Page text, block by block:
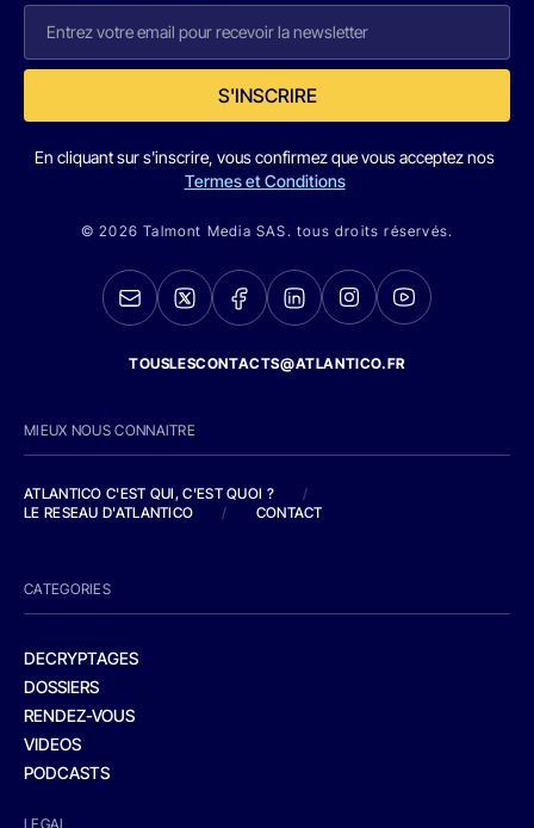
S'INSCRIRE
En cliquant sur s'inscrire, vous confirmez que vous acceptez nos
Termes et Conditions
© 2026 Talmont Media SAS. tous droits réservés.
TOUSLESCONTACTS@ATLANTICO.FR
MIEUX NOUS CONNAITRE
ATLANTICO C'EST QUI, C'EST QUOI ?
/
LE RESEAU D'ATLANTICO
/ CONTACT
CATEGORIES
DECRYPTAGES
DOSSIERS
RENDEZ-VOUS
VIDEOS
PODCASTS
LEGAL